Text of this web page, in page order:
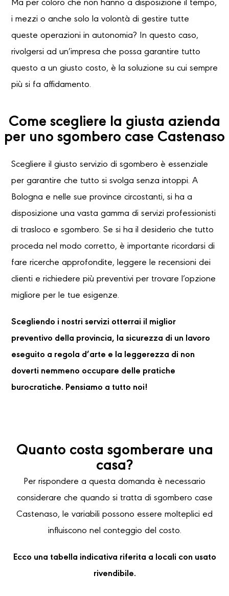
Ma per coloro che non hanno a disposizione il tempo,
i mezzi o anche solo la volontà di gestire tutte
queste operazioni in autonomia? In questo caso,
rivolgersi ad un’impresa che possa garantire tutto
questo a un giusto costo, è la soluzione su cui sempre
più si fa affidamento.
Come scegliere la giusta azienda
per uno sgombero case Castenaso
Scegliere il giusto servizio di sgombero è essenziale
per garantire che tutto si svolga senza intoppi. A
Bologna e nelle sue province circostanti, si ha a
disposizione una vasta gamma di servizi professionisti
di trasloco e sgombero. Se si ha il desiderio che tutto
proceda nel modo corretto, è importante ricordarsi di
fare ricerche approfondite, leggere le recensioni dei
clienti e richiedere più preventivi per trovare l’opzione
migliore per le tue esigenze.
Scegliendo i nostri servizi otterrai il miglior
preventivo della provincia, la sicurezza di un lavoro
eseguito a regola d’arte e la leggerezza di non
doverti nemmeno occupare delle pratiche
burocratiche. Pensiamo a tutto noi!
Quanto costa sgomberare una
casa?
Per rispondere a questa domanda è necessario
considerare che quando si tratta di sgombero case
Castenaso, le variabili possono essere molteplici ed
influiscono nel conteggio del costo.
Ecco una tabella indicativa riferita a locali con usato
rivendibile.